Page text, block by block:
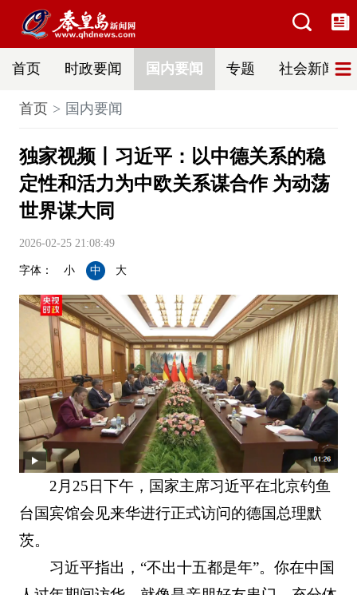
首页 时政要闻 国内要闻 专题 社会新闻
首页 国内要闻
独家视频丨习近平：以中德关系的稳
定性和活力为中欧关系谋合作 为动荡
世界谋大同
2026-02-25 21:08:49
字体： 小 中 大
2月25日下午，国家主席习近平在北京钓鱼
台国宾馆会见来华进行正式访问的德国总理默
茨。
习近平指出，“不出十五都是年”。你在中国